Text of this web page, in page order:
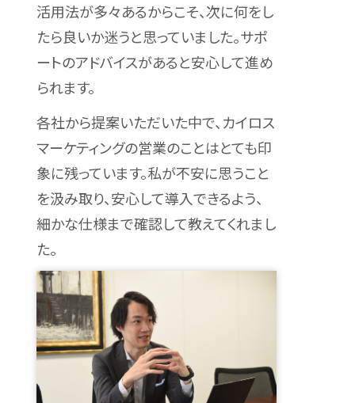
活用法が多々あるからこそ、次に何をし
たら良いか迷うと思っていました。サポ
ートのアドバイスがあると安心して進め
られます。
各社から提案いただいた中で、カイロス
マーケティングの営業のことはとても印
象に残っています。私が不安に思うこと
を汲み取り、安心して導入できるよう、
細かな仕様まで確認して教えてくれまし
た。